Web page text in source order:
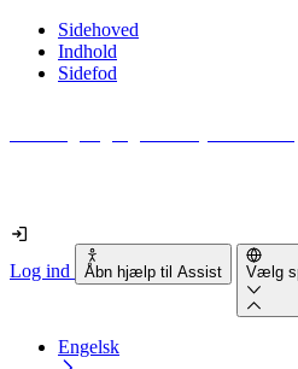
Sidehoved
Indhold
Sidefod
Log ind Åbn hjælp til Assist Vælg
Engelsk